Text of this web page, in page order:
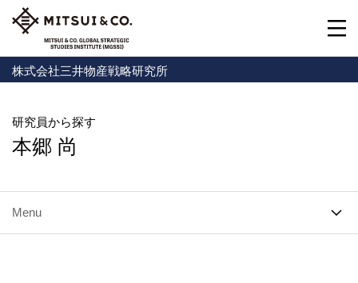
株式会社三井物産戦略研究所
研究員から探す
本郷 尚
Menu